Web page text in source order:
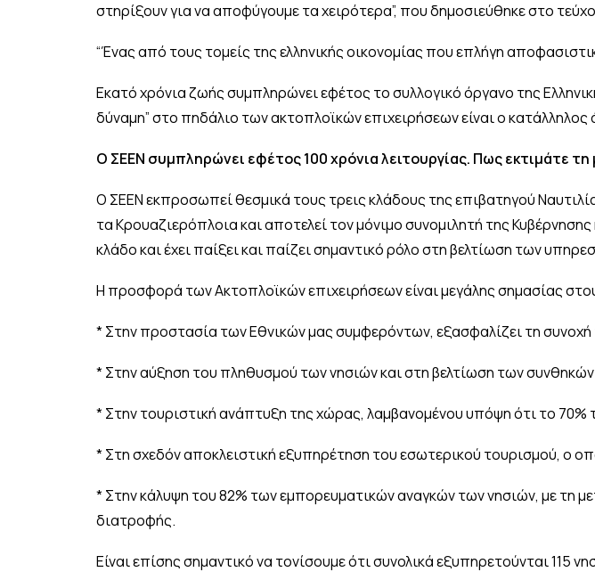
στηρίξουν για να αποφύγουμε τα χειρότερα”, που δημοσιεύθηκε στο
“Ένας από τους τομείς της ελληνικής οικονομίας που επλήγη
Εκατό χρόνια ζωής συμπληρώνει εφέτος το συλλογικό όργανο της
δύναμη” στο πηδάλιο των ακτοπλοϊκών επιχειρήσεων είναι ο
Ο ΣΕΕΝ συμπληρώνει εφέτος 100 χρόνια λειτουργίας. Πως εκτιμάτε
Ο ΣΕΕΝ εκπροσωπεί θεσμικά τους τρεις κλάδους της επιβατηγού
τα Κρουαζιερόπλοια και αποτελεί τον μόνιμο συνομιλητή της
κλάδο και έχει παίξει και παίζει σημαντικό ρόλο στη βελτίωση των
Η προσφορά των Ακτοπλοϊκών επιχειρήσεων είναι μεγάλης σημασίας
* Στην προστασία των Εθνικών μας συμφερόντων, εξασφαλίζει τη
* Στην αύξηση του πληθυσμού των νησιών και στη βελτίωση των
* Στην τουριστική ανάπτυξη της χώρας, λαμβανομένου υπόψη ότι το
* Στη σχεδόν αποκλειστική εξυπηρέτηση του εσωτερικού τουρισμού, ο
* Στην κάλυψη του 82% των εμπορευματικών αναγκών των νησιών, με τη
διατροφής.
Είναι επίσης σημαντικό να τονίσουμε ότι συνολικά εξυπηρετούνται